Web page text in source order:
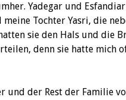
Yadegar und
Tochter Yasri, die
sie den Hals und die
denn sie hatte mich
und der Rest der Familie